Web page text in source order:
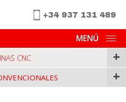
+34 937 131 489
MENÚ
CNC +
+